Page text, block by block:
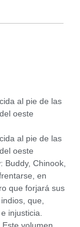
al pie de las
oeste
al pie de las
oeste
Buddy, Chinook,
en
que forjará sus
que,
injusticia.